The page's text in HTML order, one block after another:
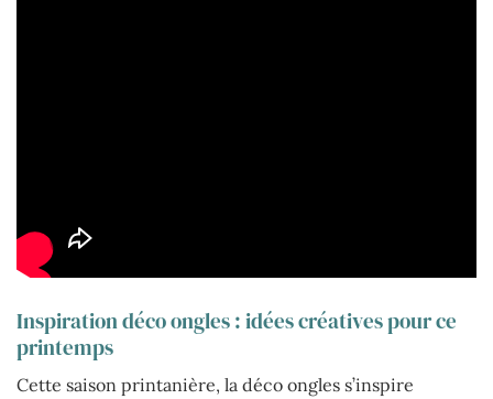
Inspiration déco ongles : idées créatives pour ce
printemps
Cette saison printanière, la déco ongles s’inspire